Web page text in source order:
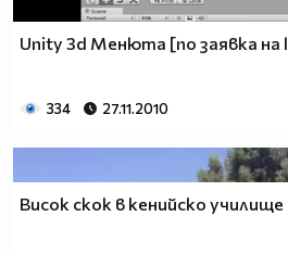
Unity 3d Менюта [по заявка на
334 27.11.2010
Висок скок в кенийско училище